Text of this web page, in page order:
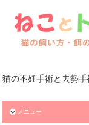
猫の不妊手術と去勢
メニュー